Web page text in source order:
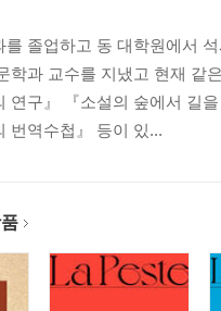
를 졸업하고 동 대학원에서
학과 교수를 지냈고 현재 같
연구』 『소설의 숲에서 길
번역수첩』 등이 있...